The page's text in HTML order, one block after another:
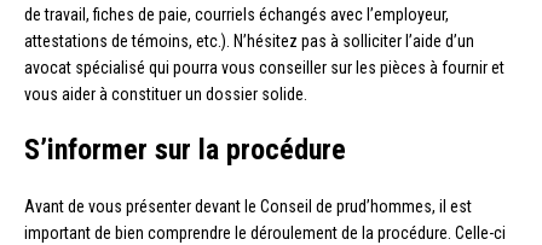
de travail, fiches de paie, courriels échangés avec l’employeur,
attestations de témoins, etc.). N’hésitez pas à solliciter l’aide d’un
avocat spécialisé qui pourra vous conseiller sur les pièces à fournir et
vous aider à constituer un dossier solide.
S’informer sur la procédure
Avant de vous présenter devant le Conseil de prud’hommes, il est
important de bien comprendre le déroulement de la procédure. Celle-ci